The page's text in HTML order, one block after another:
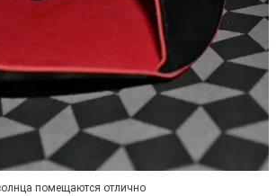
помещаются отлично